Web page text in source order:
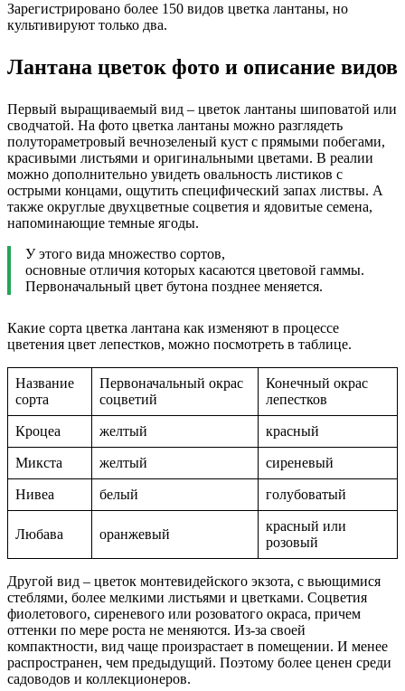
Зарегистрировано более 150 видов цветка лантаны, но
культивируют только два.
Лантана цветок фото и описание видов
Первый выращиваемый вид – цветок лантаны шиповатой или
сводчатой. На фото цветка лантаны можно разглядеть
полутораметровый вечнозеленый куст с прямыми побегами,
красивыми листьями и оригинальными цветами. В реалии
можно дополнительно увидеть овальность листиков с
острыми концами, ощутить специфический запах листвы. А
также округлые двухцветные соцветия и ядовитые семена,
напоминающие темные ягоды.
У этого вида множество сортов,
основные отличия которых касаются цветовой гаммы.
Первоначальный цвет бутона позднее меняется.
Какие сорта цветка лантана как изменяют в процессе
цветения цвет лепестков, можно посмотреть в таблице.
Название
сорта
Первоначальный окрас
соцветий
Конечный окрас
лепестков
Кроцеа желтый красный
Микста желтый сиреневый
Нивеа белый голубоватый
Любава оранжевый
красный или
розовый
Другой вид – цветок монтевидейского экзота, с вьющимися
стеблями, более мелкими листьями и цветками. Соцветия
фиолетового, сиреневого или розоватого окраса, причем
оттенки по мере роста не меняются. Из-за своей
компактности, вид чаще произрастает в помещении. И менее
распространен, чем предыдущий. Поэтому более ценен среди
садоводов и коллекционеров.